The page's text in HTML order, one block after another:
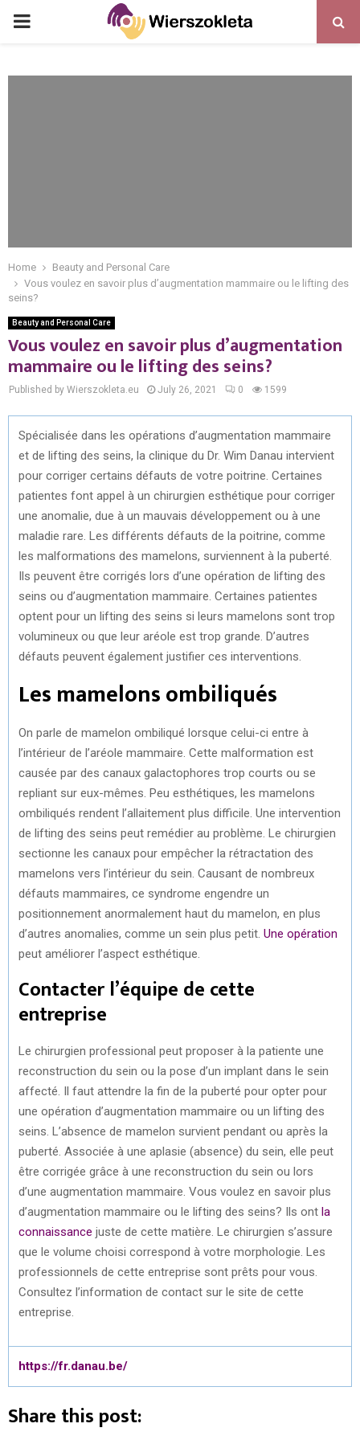
PRIMARY
Home
Beauty and Personal Care
Vous voulez en savoir plus d’augmentation mammaire ou le lifting des
seins?
Beauty and Personal Care
Vous voulez en savoir plus d’augmentation
mammaire ou le lifting des seins?
Published by Wierszokleta.eu July 26, 2021 0 1599
Spécialisée dans les opérations d’augmentation mammaire
et de lifting des seins, la clinique du Dr. Wim Danau intervient
pour corriger certains défauts de votre poitrine. Certaines
patientes font appel à un chirurgien esthétique pour corriger
une anomalie, due à un mauvais développement ou à une
maladie rare. Les différents défauts de la poitrine, comme
les malformations des mamelons, surviennent à la puberté.
Ils peuvent être corrigés lors d’une opération de lifting des
seins ou d’augmentation mammaire. Certaines patientes
optent pour un lifting des seins si leurs mamelons sont trop
volumineux ou que leur aréole est trop grande. D’autres
défauts peuvent également justifier ces interventions.
Les mamelons ombiliqués
On parle de mamelon ombiliqué lorsque celui-ci entre à
l’intérieur de l’aréole mammaire. Cette malformation est
causée par des canaux galactophores trop courts ou se
repliant sur eux-mêmes. Peu esthétiques, les mamelons
ombiliqués rendent l’allaitement plus difficile. Une intervention
de lifting des seins peut remédier au problème. Le chirurgien
sectionne les canaux pour empêcher la rétractation des
mamelons vers l’intérieur du sein. Causant de nombreux
défauts mammaires, ce syndrome engendre un
positionnement anormalement haut du mamelon, en plus
d’autres anomalies, comme un sein plus petit. Une opération
peut améliorer l’aspect esthétique.
Contacter l’équipe de cette
entreprise
Le chirurgien professional peut proposer à la patiente une
reconstruction du sein ou la pose d’un implant dans le sein
affecté. Il faut attendre la fin de la puberté pour opter pour
une opération d’augmentation mammaire ou un lifting des
seins. L’absence de mamelon survient pendant ou après la
puberté. Associée à une aplasie (absence) du sein, elle peut
être corrigée grâce à une reconstruction du sein ou lors
d’une augmentation mammaire. Vous voulez en savoir plus
d’augmentation mammaire ou le lifting des seins? Ils ont la
connaissance juste de cette matière. Le chirurgien s’assure
que le volume choisi correspond à votre morphologie. Les
professionnels de cette entreprise sont prêts pour vous.
Consultez l’information de contact sur le site de cette
entreprise.
https://fr.danau.be/
Share this post: